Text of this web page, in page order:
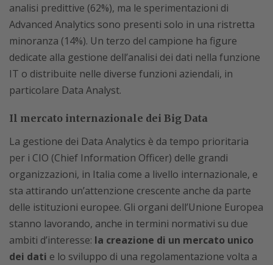
analisi predittive (62%), ma le sperimentazioni di
Advanced Analytics sono presenti solo in una ristretta
minoranza (14%). Un terzo del campione ha figure
dedicate alla gestione dell’analisi dei dati nella funzione
IT o distribuite nelle diverse funzioni aziendali, in
particolare Data Analyst.
Il mercato internazionale dei Big Data
La gestione dei Data Analytics è da tempo prioritaria
per i CIO (Chief Information Officer) delle grandi
organizzazioni, in Italia come a livello internazionale, e
sta attirando un’attenzione crescente anche da parte
delle istituzioni europee. Gli organi dell’Unione Europea
stanno lavorando, anche in termini normativi su due
ambiti d’interesse: la creazione di un mercato unico
dei dati e lo sviluppo di una regolamentazione volta a